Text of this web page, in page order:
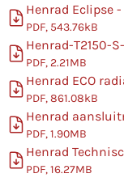
Henrad Eclipse
PDF, 543.76kB
Henrad-T2150-
PDF, 2.21MB
Henrad ECO
PDF, 861.08kB
Henrad
PDF, 1.90MB
Henrad
PDF, 16.27MB